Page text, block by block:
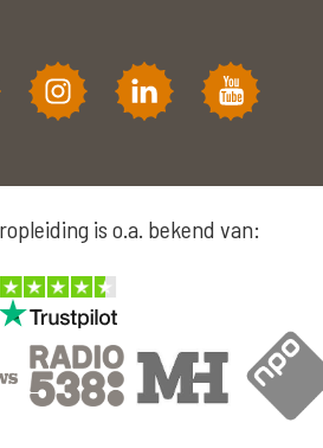
is o.a. bekend van: